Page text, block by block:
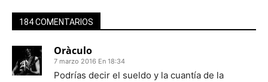
184 COMENTARIOS
Oràculo
7 marzo 2016 En 18:34
Podrías decir el sueldo y la cuantía de la